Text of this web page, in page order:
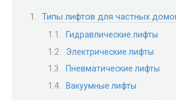
Типы лифтов для частных
Гидравлические лифты
Электрические лифты
Пневматические лифты
Вакуумные лифты